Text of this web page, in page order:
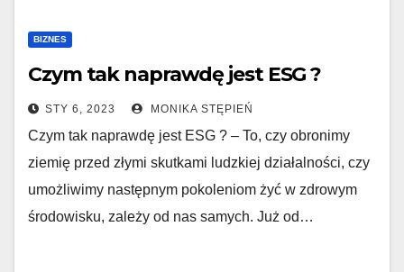
BIZNES
Czym tak naprawdę jest ESG ?
STY 6, 2023 MONIKA STĘPIEŃ
Czym tak naprawdę jest ESG ? – To, czy obronimy
ziemię przed złymi skutkami ludzkiej działalności, czy
umożliwimy następnym pokoleniom żyć w zdrowym
środowisku, zależy od nas samych. Już od…